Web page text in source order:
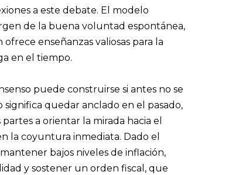
a este debate. El modelo
de la buena voluntad espontánea,
enseñanzas valiosas para la
en el tiempo.
puede construirse si antes no se
quedar anclado en el pasado,
a orientar la mirada hacia el
la coyuntura inmediata. Dado el
bajos niveles de inflación,
y sostener un orden fiscal, que